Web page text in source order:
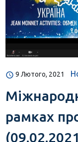
9 Лютого, 2021
рамках